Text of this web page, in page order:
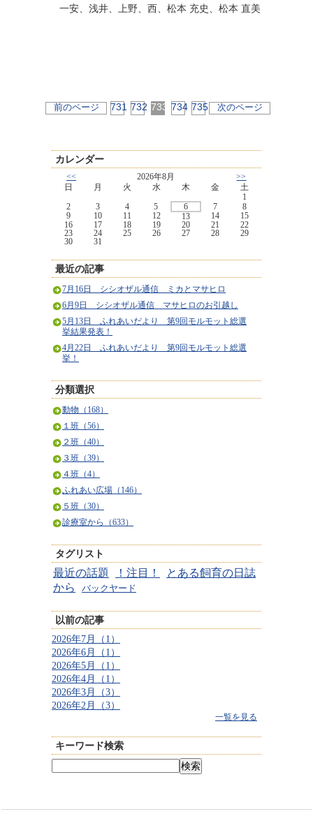
一安、浅井、上野、西、松本 充史、松本 直美
前のページ 731 732 733 734 735 次のページ
カレンダー
<< 2026年8月
>>
日
月 火 水 木 金
土
1
2
3 4 5 6 7
8
9
10 11 12 13 14
15
16
17 18 19 20 21
22
23
24 25 26 27 28
29
30
31
最近の記事
7月16日 シシオザル通信 ミカとマサヒロ
6月9日 シシオザル通信 マサヒロのお引越し
5月13日 ふれあいだより 第9回モルモット総選
挙結果発表！
4月22日 ふれあいだより 第9回モルモット総選
挙！
分類選択
動物（168）
１班（56）
２班（40）
３班（39）
４班（4）
ふれあい広場（146）
５班（30）
診療室から（633）
タグリスト
最近の話題 ！注目！
とある飼育の日誌
から
バックヤード
以前の記事
2026年7月（1）
2026年6月（1）
2026年5月（1）
2026年4月（1）
2026年3月（3）
2026年2月（3）
一覧を見る
キーワード検索